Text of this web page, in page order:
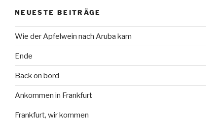
NEUESTE BEITRÄGE
Wie der Apfelwein nach Aruba kam
Ende
Back on bord
Ankommen in Frankfurt
Frankfurt, wir kommen